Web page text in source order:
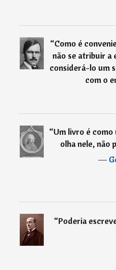
“Como é
não se atribuir a
considerá-lo um
com o
“Um livro é como
olha nele, não
―
“Poderia